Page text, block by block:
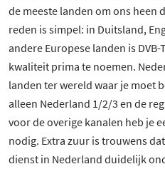
de meeste landen om ons heen
reden is simpel: in Duitsland,
andere Europese landen is
kwaliteit prima te noemen.
landen ter wereld waar je moet
alleen Nederland 1/2/3 en de
voor de overige kanalen heb je
nodig. Extra zuur is trouwens
dienst in Nederland duidelijk